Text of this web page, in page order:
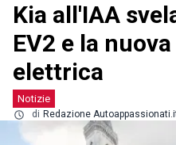
Kia all'IAA
EV2 e la
elettrica
Notizie
di Redazione